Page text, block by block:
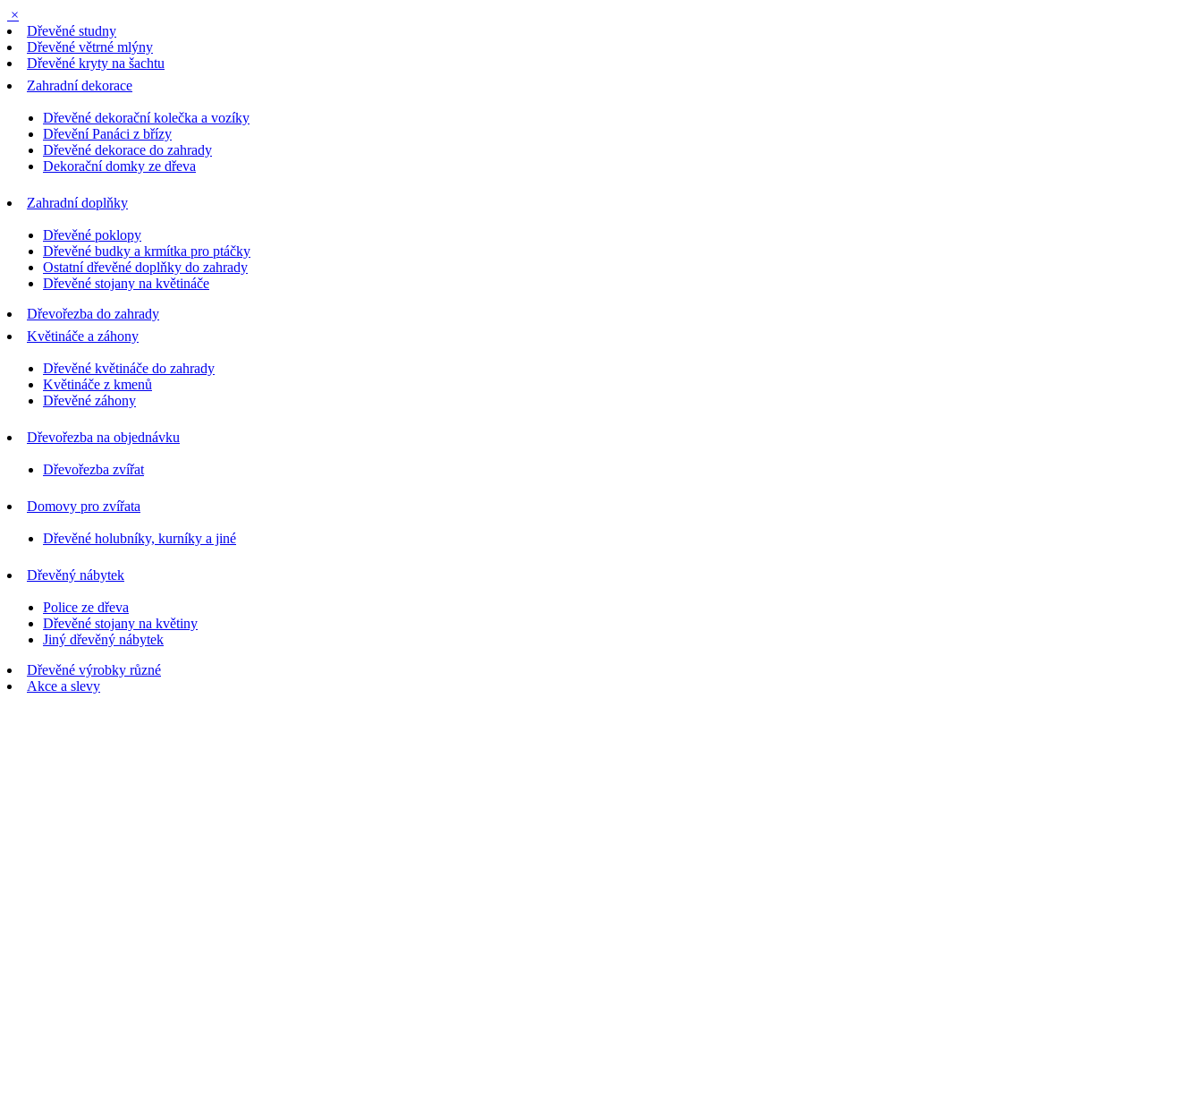
×
Dřevěné studny
Dřevěné větrné mlýny
Dřevěné kryty na šachtu
Zahradní dekorace
Dřevěné dekorační kolečka a vozíky
Dřevění Panáci z břízy
Dřevěné dekorace do zahrady
Dekorační domky ze dřeva
Zahradní doplňky
Dřevěné poklopy
Dřevěné budky a krmítka pro ptáčky
Ostatní dřevěné doplňky do zahrady
Dřevěné stojany na květináče
Dřevořezba do zahrady
Květináče a záhony
Dřevěné květináče do zahrady
Květináče z kmenů
Dřevěné záhony
Dřevořezba na objednávku
Dřevořezba zvířat
Domovy pro zvířata
Dřevěné holubníky, kurníky a jiné
Dřevěný nábytek
Police ze dřeva
Dřevěné stojany na květiny
Jiný dřevěný nábytek
Dřevěné výrobky různé
Akce a slevy